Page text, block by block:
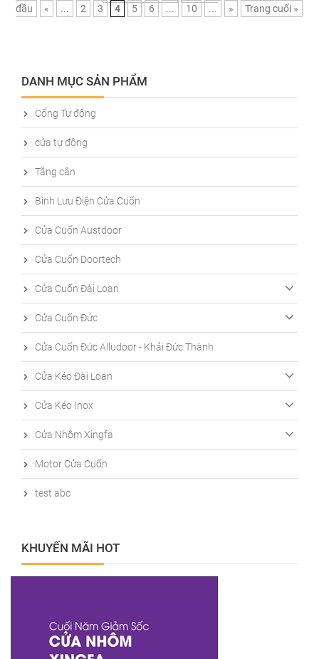
đầu « ... 2 3 4 5 6 ... 10 ... » Trang cuối »
DANH MỤC SẢN PHẨM
Cổng Tự động
cửa tự động
Tăng cân
Bình Lưu Điện Cửa Cuốn
Cửa Cuốn Austdoor
Cửa Cuốn Doortech
Cửa Cuốn Đài Loan
Cửa Cuốn Đức
Cửa Cuốn Đức Alludoor - Khải Đức Thành
Cửa Kéo Đài Loan
Cửa Kéo Inox
Cửa Nhôm Xingfa
Motor Cửa Cuốn
test abc
KHUYẾN MÃI HOT